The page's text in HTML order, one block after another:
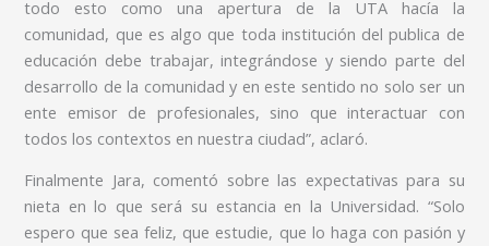
todo esto como una apertura de la UTA hacía la
comunidad, que es algo que toda institución del publica de
educación debe trabajar, integrándose y siendo parte del
desarrollo de la comunidad y en este sentido no solo ser un
ente emisor de profesionales, sino que interactuar con
todos los contextos en nuestra ciudad”, aclaró.
Finalmente Jara, comentó sobre las expectativas para su
nieta en lo que será su estancia en la Universidad. “Solo
espero que sea feliz, que estudie, que lo haga con pasión y